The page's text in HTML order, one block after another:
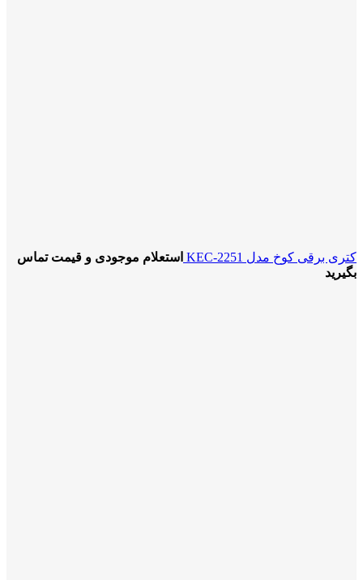
کتری برقی کوخ مدل KEC-2251
استعلام موجودی و قیمت تماس
بگیرید